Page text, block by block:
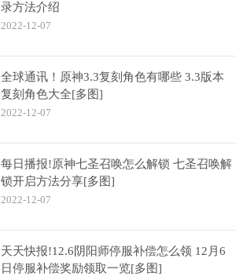
录方法介绍
2022-12-07
全球通讯！原神3.3复刻角色有哪些 3.3版本
复刻角色大全[多图]
2022-12-07
每日播报!原神七圣召唤怎么解锁 七圣召唤解
锁开启方法分享[多图]
2022-12-07
天天快报!12.6阴阳师停服补偿怎么领 12月6
日停服补偿奖励领取一览[多图]